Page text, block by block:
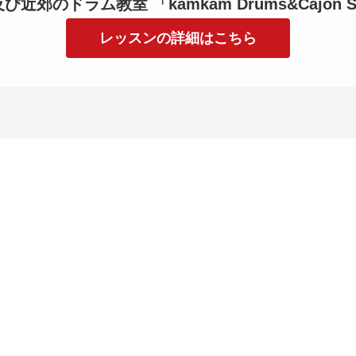
び近郊のドラム教室 「kamkam Drums&Cajon
レッスンの詳細はこちら